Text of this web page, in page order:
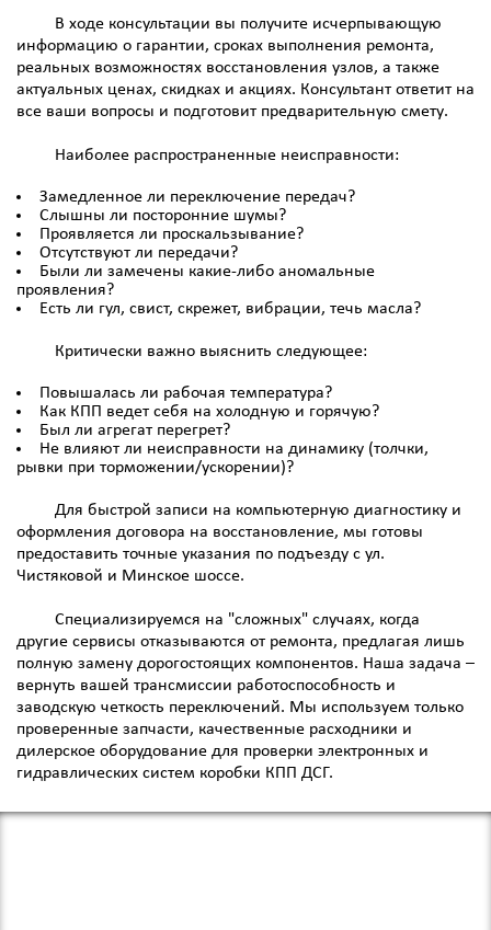
В ходе консультации вы получите исчерпывающую
информацию о гарантии, сроках выполнения ремонта,
реальных возможностях восстановления узлов, а также
актуальных ценах, скидках и акциях. Консультант ответит на
все ваши вопросы и подготовит предварительную смету.
Наиболее распространенные неисправности:
Замедленное ли переключение передач?
Слышны ли посторонние шумы?
Проявляется ли проскальзывание?
Отсутствуют ли передачи?
Были ли замечены какие-либо аномальные
проявления?
Есть ли гул, свист, скрежет, вибрации, течь масла?
Критически важно выяснить следующее:
Повышалась ли рабочая температура?
Как КПП ведет себя на холодную и горячую?
Был ли агрегат перегрет?
Не влияют ли неисправности на динамику (толчки,
рывки при торможении/ускорении)?
Для быстрой записи на компьютерную диагностику и
оформления договора на восстановление, мы готовы
предоставить точные указания по подъезду с ул.
Чистяковой и Минское шоссе.
Специализируемся на "сложных" случаях, когда
другие сервисы отказываются от ремонта, предлагая лишь
полную замену дорогостоящих компонентов. Наша задача –
вернуть вашей трансмиссии работоспособность и
заводскую четкость переключений. Мы используем только
проверенные запчасти, качественные расходники и
дилерское оборудование для проверки электронных и
гидравлических систем коробки КПП ДСГ.